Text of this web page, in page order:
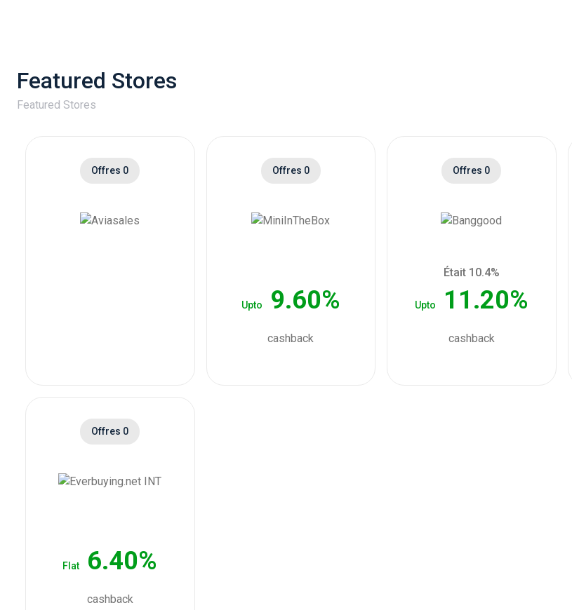
Featured Stores
Featured Stores
Offres 0 Offres 0
Upto 9.60%
cashback
Offres 0
Était 10.4%
Upto 11.20%
cashback
Offres 0
Flat 6.40%
cashback